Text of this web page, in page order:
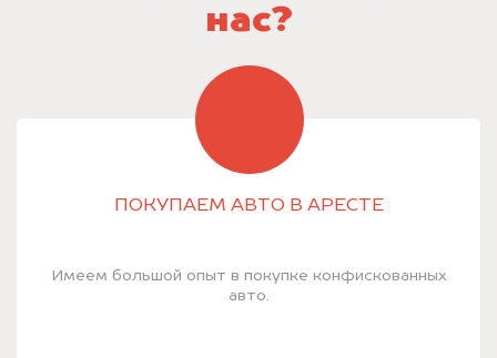
нас?
ПОКУПАЕМ АВТО В АРЕСТЕ
Имеем большой опыт в покупке конфискованных
авто.